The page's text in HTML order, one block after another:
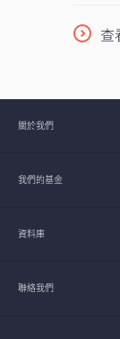
元分散
在《
闡釋
查
關於我們
我們的基金
資料庫
聯絡我們